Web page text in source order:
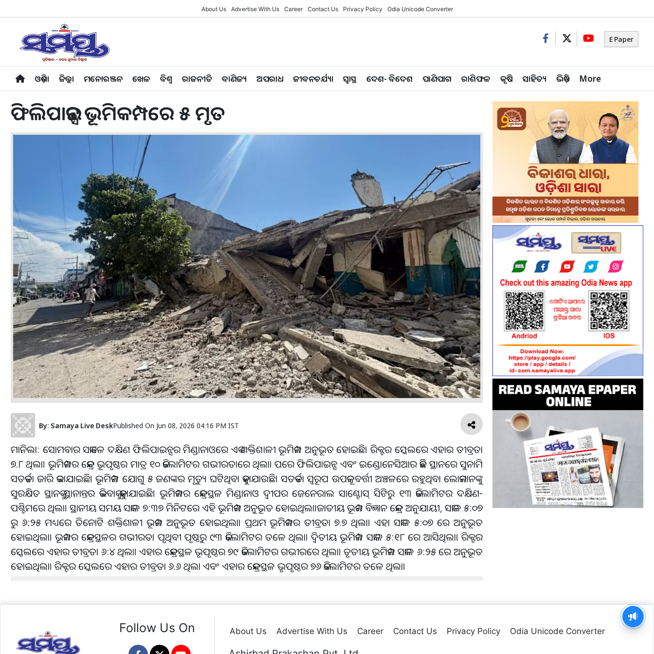
About Us Advertise With Us Career Contact Us Privacy Policy Odia Unicode Converter
E Paper
ଓଡ଼ିଶା ଜିଲ୍ଲା ମନୋରଞ୍ଜନ ଖେଳ ବିଶ୍ବ ରାଜନୀତି ବାଣିଜ୍ୟ ଅପରାଧ ଜୀବନଚର୍ଯ୍ୟା ସ୍ୱାସ୍ଥ ଦେଶ- ବିଦେଶ ପାଣିପାଗ ରାଶିଫଳ କୃଷି ସାହିତ୍ୟ ଭିଡ଼ିଓ More
ଫିଲିପାଇନ୍ସ ଭୂମିକମ୍ପରେ ୫ ମୃତ
By: Samaya Live DeskPublished On Jun 08, 2026 04:16 PM IST
ମାନିଲା: ସୋମବାର ସକାଳେ ଦକ୍ଷିଣ ଫିଲିପାଇନ୍ସର ମିଣ୍ଡାନାଓରେ ଏକ ଶକ୍ତିଶାଳୀ ଭୂମିକମ୍ପ ଅନୁଭୂତ ହୋଇଛି। ରିକ୍ଟର ସ୍କେଲରେ ଏହାର ତୀବ୍ରତା
୭.୮ ଥିଲା। ଭୂମିକମ୍ପର କେନ୍ଦ୍ର ଭୂପୃଷ୍ଠର ମାତ୍ର ୧୦ କିଲୋମିଟର ଗଭୀରତାରେ ଥିଲା। ପରେ ଫିଲିପାଇନ୍ସ ଏବଂ ଇଣ୍ଡୋନେସିଆର କିଛି ସ୍ଥାନରେ ସୁନାମି
ସତର୍କତା ଜାରି କରାଯାଇଛି। ଭୂମିକମ୍ପ ଯୋଗୁ ୫ ଜଣଙ୍କର ମୃତ୍ୟୁ ଘଟିଥିବା କୁହାଯାଉଛି। ସତର୍କତା ସ୍ବରୂପ ଉପକୂଳବର୍ତ୍ତୀ ଅଞ୍ଚଳରେ ରହୁଥିବା ଲୋକମାନଙ୍କୁ
ସୁରକ୍ଷିତ ସ୍ଥାନକୁ ସ୍ଥାନାନ୍ତର କରିବାକୁ କୁହାଯାଇଛି। ଭୂମିକମ୍ପର କେନ୍ଦ୍ରସ୍ଥଳ ମିଣ୍ଡାନାଓ ଦ୍ୱୀପର ଜେନେରାଲ ସାଣ୍ଟୋସ୍ ସିଟିରୁ ୧୩ କିଲୋମିଟର ଦକ୍ଷିଣ-
ପଶ୍ଚିମରେ ଥିଲା। ସ୍ଥାନୀୟ ସମୟ ସକାଳ ୭:୩୭ ମିନିଟରେ ଏହି ଭୂମିକମ୍ପ ଅନୁଭୂତ ହୋଇଥିଲା।ଜାତୀୟ ଭୂକମ୍ପ ବିଜ୍ଞାନ କେନ୍ଦ୍ର ଅନୁଯାୟୀ, ସକାଳ ୫:୦୭
ରୁ ୬:୨୫ ମଧ୍ୟରେ ତିନୋଟି ଶକ୍ତିଶାଳୀ ଭୂକମ୍ପ ଅନୁଭୂତ ହୋଇଥିଲା। ପ୍ରଥମ ଭୂମିକମ୍ପର ତୀବ୍ରତା ୭.୭ ଥିଲା। ଏହା ସକାଳ ୫:୦୭ ରେ ଅନୁଭୂତ
ହୋଇଥିଲା। ଭୂକମ୍ପର କେନ୍ଦ୍ରସ୍ଥଳର ଗଭୀରତା ପୃଥିବୀ ପୃଷ୍ଠରୁ ୯୩ କିଲୋମିଟର ତଳେ ଥିଲା। ଦ୍ୱିତୀୟ ଭୂମିକମ୍ପ ସକାଳ ୫:୧୮ ରେ ଆସିଥିଲା। ରିକ୍ଟର
ସ୍କେଲରେ ଏହାର ତୀବ୍ରତା ୬:୪ ଥିଲା। ଏହାର କେନ୍ଦ୍ରସ୍ଥଳ ଭୃପୃଷ୍ଠର ୭୯ କିଲୋମିଟର ଗଭୀରରେ ଥିଲା। ତୃତୀୟ ଭୂମିକମ୍ପ ସକାଳ ୬:୨୫ ରେ ଅନୁଭୂତ
ହୋଇଥିଲା। ରିକ୍ଟର ସ୍କେଲରେ ଏହାର ତୀବ୍ରତା ୬.୬ ଥିଲା ଏବଂ ଏହାର କେନ୍ଦ୍ରସ୍ଥଳ ଭୃପୃଷ୍ଠର ୭୬ କିଲୋମିଟର ତଳେ ଥିଲା।
Follow Us On About Us Advertise With Us Career Contact Us Privacy Policy Odia Unicode Converter